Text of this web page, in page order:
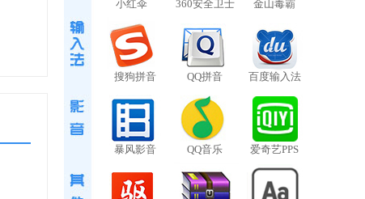
小红伞 360安全卫士 金山毒霸
搜狗拼音 QQ拼音 百度输入法
暴风影音 QQ音乐 爱奇艺PPS